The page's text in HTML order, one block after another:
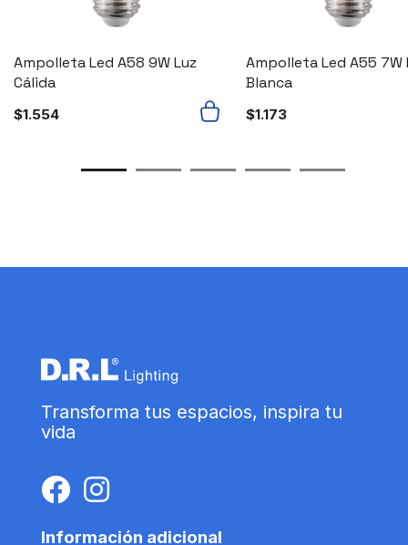
Ampolleta Led A58 9W Luz
Cálida
$1.554
Ampolleta Led A55 7W
Blanca
$1.173
Transforma tus espacios, inspira tu
vida
Información adicional